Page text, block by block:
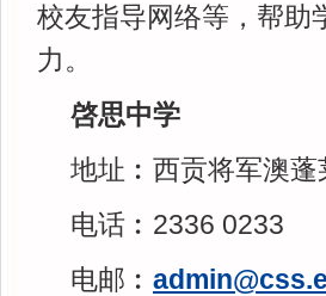
校友指导网络等，帮助
力。
啓思中学
地址︰西贡将军澳蓬
电话︰2336 0233
电邮︰